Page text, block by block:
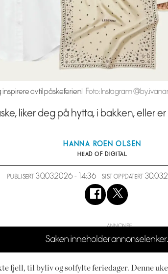
av til påskeferien! Foto: Instagram
liker deg på hytta, i bakken, eller
HANNA ROEN OLSEN
HEAD OF DIGITAL
PUBLISERT 30.03.2026 - 14:36 SIST OPPDATERT
fjell, til byliv og solfylte feriedager. Denne